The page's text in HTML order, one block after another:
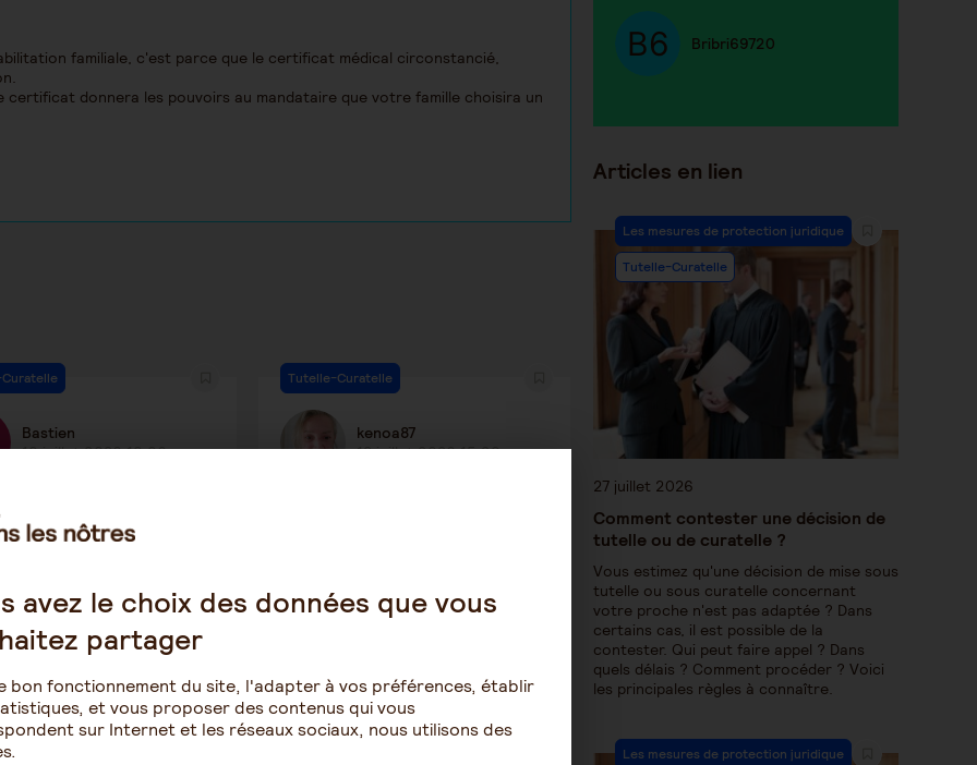
familiale, c'est parce que le certificat médical circonstancié,
donnera les pouvoirs au mandataire que votre famille choisira un
Bastien
10 juillet 2026 10:06
mis au courant
19
Tutelle-Curatelle
kenoa87
13 juillet 2026 15:20
2 14
Bribri69720
Articles en lien
Les mesures de protection juridique
Tutelle-Curatelle
27 juillet 2026
Comment contester une décision de
tutelle ou de curatelle ?
Vous estimez qu'une décision de mise sous
tutelle ou sous curatelle concernant
votre proche n'est pas adaptée ? Dans
certains cas, il est possible de la
contester. Qui peut faire appel ? Dans
quels délais ? Comment procéder ? Voici
les principales règles à connaître.
Les mesures de protection juridique
avez le choix des données que vous
partager
bon fonctionnement du site, l'adapter à vos préférences, établir
et vous proposer des contenus qui vous
sur Internet et les réseaux sociaux, nous utilisons des